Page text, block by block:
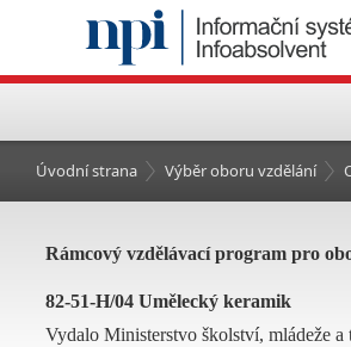
Úvodní strana Výběr oboru vzdělání
Rámcový vzdělávací program pro
82-51-H/04 Umělecký keramik
Vydalo Ministerstvo školství, mládeže